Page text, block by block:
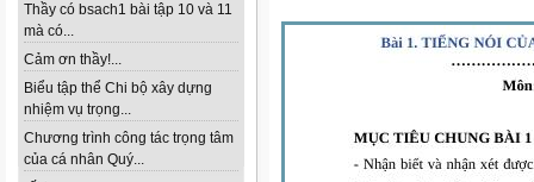
Thầy có bsach1 bài tập 10 và 11
mà có...
Cảm ơn thầy!...
Biểu tập thể Chi bộ xây dựng
nhiệm vụ trọng...
Chương trình công tác trọng tâm
của cá nhân Quý...